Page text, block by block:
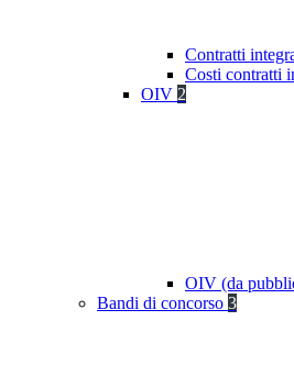
Contratti
Costi contratti
OIV 2
OIV (da
Bandi di concorso 3